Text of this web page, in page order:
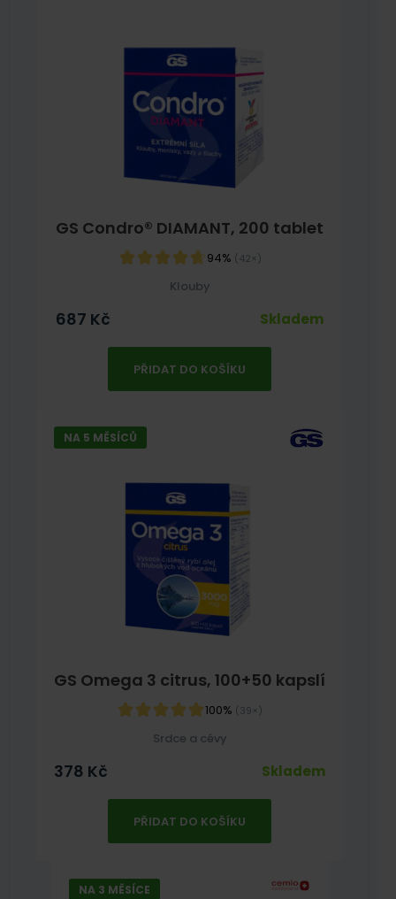
GS Condro® DIAMANT, 200 tablet
94% (42×)
Klouby
687 Kč Skladem
PŘIDAT DO KOŠÍKU
GS Omega 3 citrus, 100+50 kapslí
100% (39×)
NA 5 MĚSÍCŮ
Srdce a cévy
378 Kč Skladem
PŘIDAT DO KOŠÍKU
NA 3 MĚSÍCE